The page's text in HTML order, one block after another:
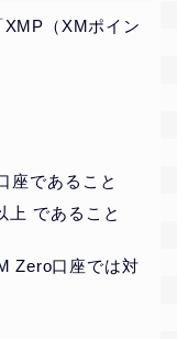
（XMポイン
座であること
上 であること
Zero口座では対